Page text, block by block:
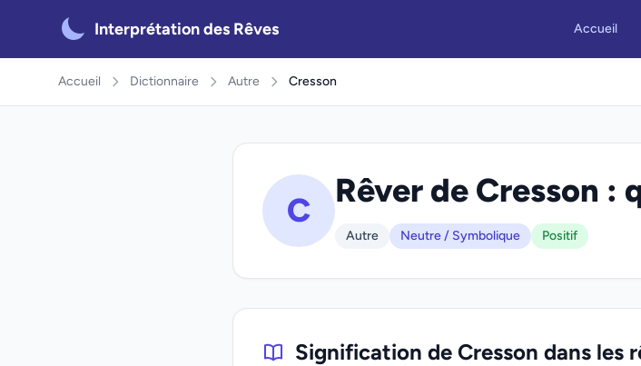
Interprétation des Rêves Accueil
Accueil Dictionnaire Autre Cresson
C
Rêver de Cresson :
Autre Neutre / Symbolique Positif
Signification de Cresson dans les